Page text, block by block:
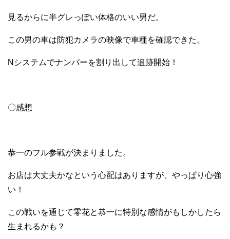
見るからに半グレっぽい体格のいい男だ。
この男の車は防犯カメラの映像で車種を確認できた。
Nシステムでナンバーを割り出して追跡開始！
〇感想
恭一のフル参戦が決まりました。
お店は大丈夫かなという心配はありますが、やっぱり心強
い！
この戦いを通じて零花と恭一に特別な感情がもしかしたら
生まれるかも？